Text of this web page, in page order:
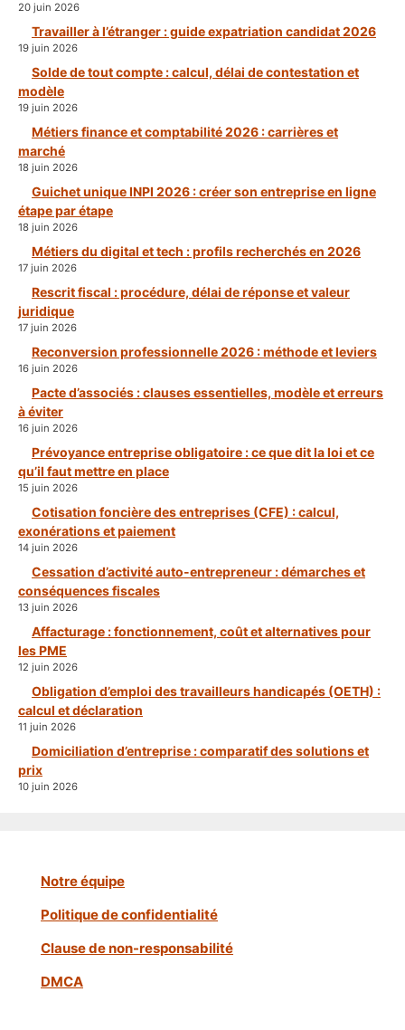
20 juin 2026
Travailler à l’étranger : guide expatriation candidat 2026
19 juin 2026
Solde de tout compte : calcul, délai de contestation et
modèle
19 juin 2026
Métiers finance et comptabilité 2026 : carrières et
marché
18 juin 2026
Guichet unique INPI 2026 : créer son entreprise en ligne
étape par étape
18 juin 2026
Métiers du digital et tech : profils recherchés en 2026
17 juin 2026
Rescrit fiscal : procédure, délai de réponse et valeur
juridique
17 juin 2026
Reconversion professionnelle 2026 : méthode et leviers
16 juin 2026
Pacte d’associés : clauses essentielles, modèle et erreurs
à éviter
16 juin 2026
Prévoyance entreprise obligatoire : ce que dit la loi et ce
qu’il faut mettre en place
15 juin 2026
Cotisation foncière des entreprises (CFE) : calcul,
exonérations et paiement
14 juin 2026
Cessation d’activité auto-entrepreneur : démarches et
conséquences fiscales
13 juin 2026
Affacturage : fonctionnement, coût et alternatives pour
les PME
12 juin 2026
Obligation d’emploi des travailleurs handicapés (OETH) :
calcul et déclaration
11 juin 2026
Domiciliation d’entreprise : comparatif des solutions et
prix
10 juin 2026
Notre équipe
Politique de confidentialité
Clause de non-responsabilité
DMCA